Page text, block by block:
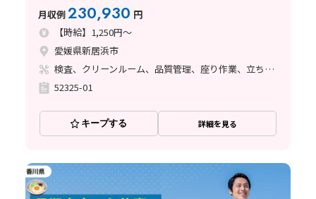
月収例230,930 円
【時給】1,250円～
愛媛県新居浜市
検査、クリーンルーム、品質管理、座り作業、立ち作業、その他
52325-01
キープする 詳細を見る